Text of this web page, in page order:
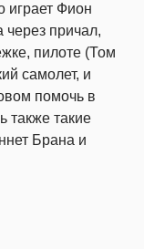
играет Фион
через причал,
пилоте (Том
самолет, и
помочь в
также такие
Брана и